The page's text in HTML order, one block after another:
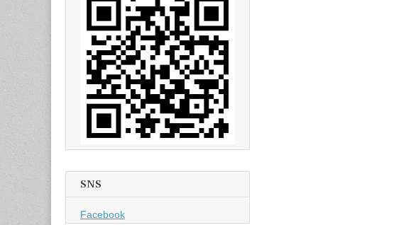
SNS
Facebook